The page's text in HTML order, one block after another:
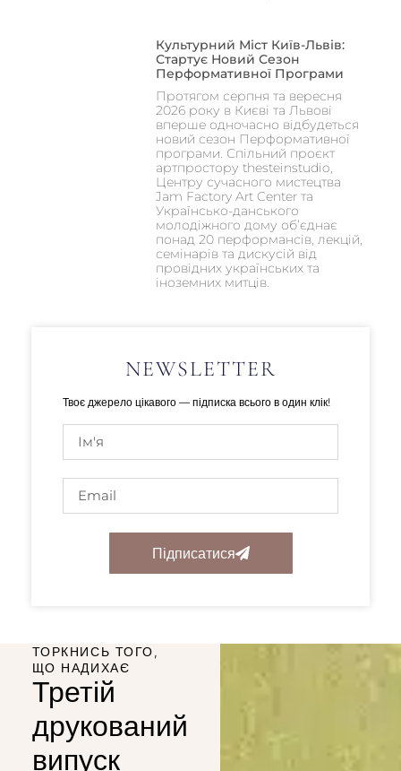
Культурний Міст Київ-Львів:
Стартує Новий Сезон
Перформативної Програми
Протягом серпня та вересня
2026 року в Києві та Львові
вперше одночасно відбудеться
новий сезон Перформативної
програми. Спільний проєкт
артпростору thesteinstudio,
Центру сучасного мистецтва
Jam Factory Art Center та
Українсько-данського
молодіжного дому об’єднає
понад 20 перформансів, лекцій,
семінарів та дискусій від
провідних українських та
іноземних митців.
NEWSLETTER
Твоє джерело цікавого — підписка всього в один клік!
Підписатися
ТОРКНИСЬ ТОГО,
ЩО НАДИХАЄ
Третій
друкований
випуск